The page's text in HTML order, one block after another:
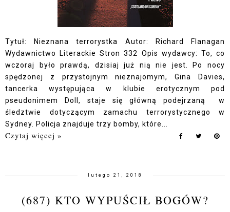
Tytuł: Nieznana terrorystka Autor: Richard Flanagan
Wydawnictwo Literackie Stron 332 Opis wydawcy: To, co
wczoraj było prawdą, dzisiaj już nią nie jest. Po nocy
spędzonej z przystojnym nieznajomym, Gina Davies,
tancerka występująca w klubie erotycznym pod
pseudonimem Doll, staje się główną podejrzaną w
śledztwie dotyczącym zamachu terrorystycznego w
Sydney. Policja znajduje trzy bomby, które...
Czytaj więcej »
lutego 21, 2018
(687) KTO WYPUŚCIŁ BOGÓW?